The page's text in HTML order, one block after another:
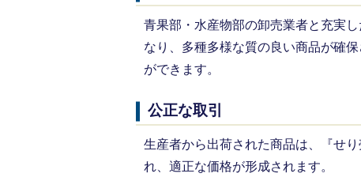
青果部・水産物部の卸売業者と充実
なり、多種多様な質の良い商品が確
ができます。
公正な取引
生産者から出荷された商品は、『せ
れ、適正な価格が形成されます。